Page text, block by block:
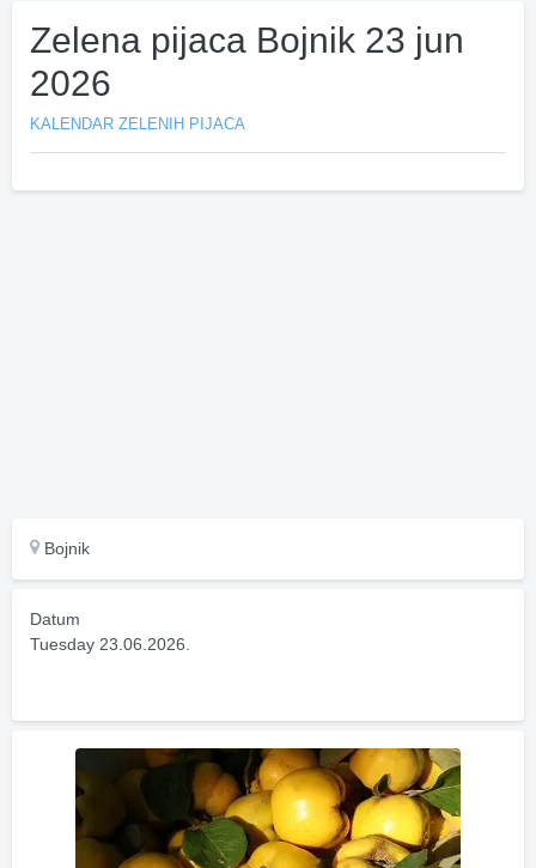
Zelena pijaca Bojnik 23 jun
2026
KALENDAR ZELENIH PIJACA
Bojnik
Datum
Tuesday 23.06.2026.